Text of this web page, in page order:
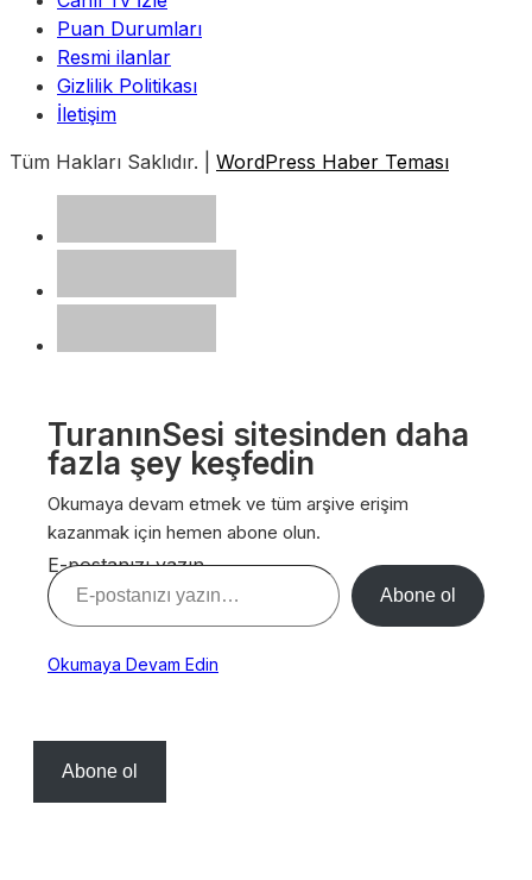
Puan Durumları
Resmi ilanlar
Gizlilik Politikası
İletişim
Tüm Hakları Saklıdır. | WordPress Haber Teması
TuranınSesi sitesinden daha
fazla şey keşfedin
Okumaya devam etmek ve tüm arşive erişim
kazanmak için hemen abone olun.
E-postanızı yazın…
Abone ol
Okumaya Devam Edin
Abone ol